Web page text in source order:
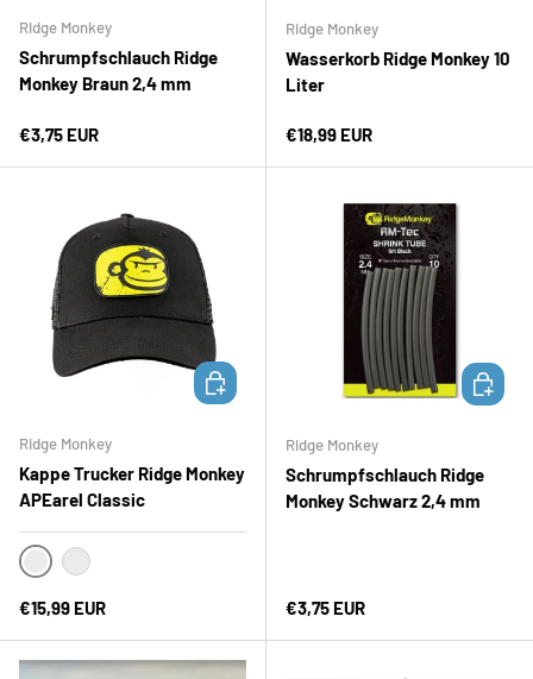
Ridge Monkey
Schrumpfschlauch Ridge
Monkey Braun 2,4 mm
Normaler Preis
€3,75 EUR
Ridge Monkey
Wasserkorb Ridge Monkey 10
Liter
Normaler Preis
€18,99 EUR
Ridge Monkey
Kappe Trucker Ridge Monkey
APEarel Classic
Schwarz
Normaler Preis
€15,99 EUR
OPTIONEN AUSWÄHLEN
Ridge Monkey
Schrumpfschlauch Ridge
Monkey Schwarz 2,4 mm
Normaler Preis
€3,75 EUR
IN DEN